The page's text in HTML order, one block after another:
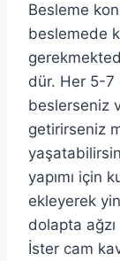
Besleme
beslemede
dür. Her 5-7
beslerseniz
getirirseniz
yapımı için
ekleyerek
dolapta
İster cam